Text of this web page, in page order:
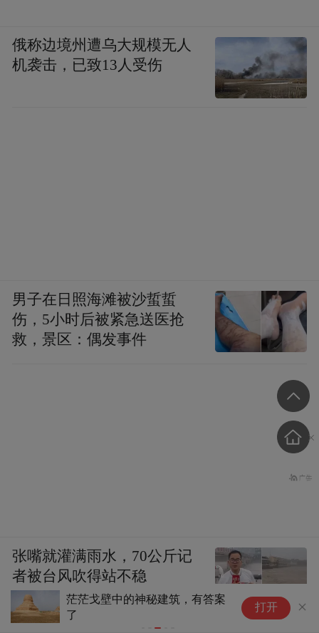
茫茫戈壁中的神秘建筑，有答案
了
打开
俄称边境州遭乌大规模无人
机袭击，已致13人受伤
男子在日照海滩被沙蜇蜇
伤，5小时后被紧急送医抢
救，景区：偶发事件
张嘴就灌满雨水，70公斤记
者被台风吹得站不稳